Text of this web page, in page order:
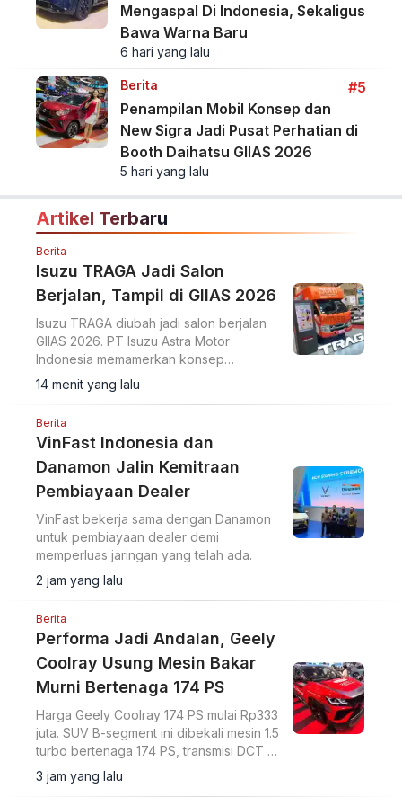
Mengaspal Di Indonesia, Sekaligus
Bawa Warna Baru
6 hari yang lalu
Berita
#5
Penampilan Mobil Konsep dan
New Sigra Jadi Pusat Perhatian di
Booth Daihatsu GIIAS 2026
5 hari yang lalu
Artikel Terbaru
Berita
Isuzu TRAGA Jadi Salon
Berjalan, Tampil di GIIAS 2026
Isuzu TRAGA diubah jadi salon berjalan
GIIAS 2026. PT Isuzu Astra Motor
Indonesia memamerkan konsep
modifikasi pikap ringan menjadi ruang
usaha bergerak di ajang GIIAS 2026.
14 menit yang lalu
Berita
VinFast Indonesia dan
Danamon Jalin Kemitraan
Pembiayaan Dealer
VinFast bekerja sama dengan Danamon
untuk pembiayaan dealer demi
memperluas jaringan yang telah ada.
2 jam yang lalu
Berita
Performa Jadi Andalan, Geely
Coolray Usung Mesin Bakar
Murni Bertenaga 174 PS
Harga Geely Coolray 174 PS mulai Rp333
juta. SUV B-segment ini dibekali mesin 1.5
turbo bertenaga 174 PS, transmisi DCT 7
percepatan, akselerasi 0-100 km/jam
dalam 7,6 detik, serta ADAS Level 2.
3 jam yang lalu